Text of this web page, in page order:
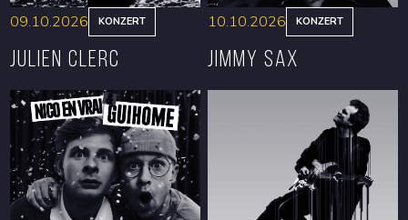
RESERVIEREN
09.10.2026 KONZERT
Julien Clerc
RESERVIEREN
10.10.2026 KONZERT
Jimmy Sax